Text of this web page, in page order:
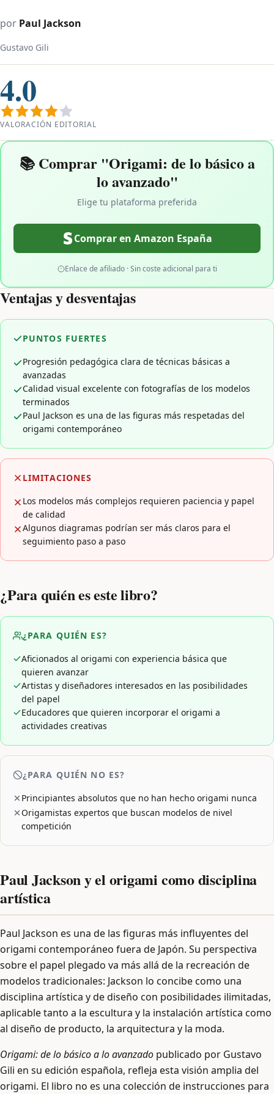
por Paul Jackson
Gustavo Gili
4.0
VALORACIÓN EDITORIAL
📚 Comprar "Origami: de lo básico a
lo avanzado"
Elige tu plataforma preferida
Comprar en Amazon España
Enlace de afiliado · Sin coste adicional para ti
Ventajas y desventajas
PUNTOS FUERTES
Progresión pedagógica clara de técnicas básicas a
avanzadas
Calidad visual excelente con fotografías de los modelos
terminados
Paul Jackson es una de las figuras más respetadas del
origami contemporáneo
LIMITACIONES
Los modelos más complejos requieren paciencia y papel
de calidad
Algunos diagramas podrían ser más claros para el
seguimiento paso a paso
¿Para quién es este libro?
¿PARA QUIÉN ES?
Aficionados al origami con experiencia básica que
quieren avanzar
Artistas y diseñadores interesados en las posibilidades
del papel
Educadores que quieren incorporar el origami a
actividades creativas
¿PARA QUIÉN NO ES?
Principiantes absolutos que no han hecho origami nunca
Origamistas expertos que buscan modelos de nivel
competición
Paul Jackson y el origami como disciplina
artística
Paul Jackson es una de las figuras más influyentes del
origami contemporáneo fuera de Japón. Su perspectiva
sobre el papel plegado va más allá de la recreación de
modelos tradicionales: Jackson lo concibe como una
disciplina artística y de diseño con posibilidades ilimitadas,
aplicable tanto a la escultura y la instalación artística como
al diseño de producto, la arquitectura y la moda.
Origami: de lo básico a lo avanzado publicado por Gustavo
Gili en su edición española, refleja esta visión amplia del
origami. El libro no es una colección de instrucciones para